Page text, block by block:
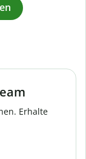
Erhalte